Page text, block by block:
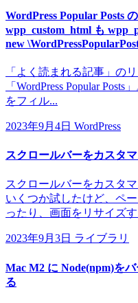
WordPress Popular Posts
wpp_custom_html も
new
「よく読まれる記事」の
「WordPress Popular
をフィル...
2023年9月4日 WordPress
スクロールバーをカスタ
スクロールバーをカスタ
いくつか試したけど、ペ
ったり、画面をリサイズ
2023年9月3日 ライブラリ
Mac M2 に Node(npm)を
る